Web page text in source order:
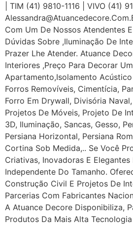
| TIM (41) 9810-1116 | VIVO (41)
Com Um De Nossos Atendentes
Dúvidas Sobre ,iluminação De
Prazer Lhe Atender. Atuance
Interiores ,Preço Para Decorar Um
Apartamento,Isolamento
Forros Removíveis, Cimentícia,
Forro Em Drywall, Divisória
Projetos De Móveis, Projeto De
3D, Iluminação, Sancas, Gesso,
Persiana Horizontal, Persiana
Cortina Sob Medida,.. Se Você
Criativas, Inovadoras E Elegantes
Independente Do Tamanho.
Construção Civil E Projetos De
Parcerias Com Fabricantes
A Atuance Decore Disponibiliza,
Produtos Da Mais Alta